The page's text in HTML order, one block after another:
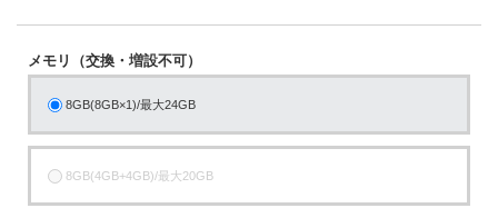
メモリ（交換・増設不可）
8GB(8GB×1)/最大24GB
8GB(4GB+4GB)/最大20GB